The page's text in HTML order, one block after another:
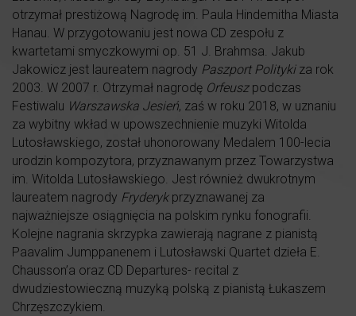
otrzymał prestiżową Nagrodę im. Paula Hindemitha Miasta
Hanau. W przygotowaniu jest nowa CD zespołu z
kwartetami smyczkowymi op. 51 J. Brahmsa. Jakub
Jakowicz jest laureatem nagrody Paszport Politykiza rok
2003. W 2007 r. Otrzymał nagrodę Orfeuszpodczas
Festiwalu Warszawska Jesień, zaś w roku 2018, w uznaniu
za wybitny wkład w upowszechnienie muzyki Witolda
Lutosławskiego, został uhonorowany Medalem 100-lecia
urodzin kompozytora, przyznawanym przez Towarzystwa
im. Witolda Lutosławskiego. Jest również dwukrotnym
laureatem nagrody Fryderykprzyznawanej za
najważniejsze osiągnięcia na polskim rynku fonografii.
Kolejne nagrania skrzypka zawierają nagrane z pianistą
Paavalim Jumppanenem i Lutosławski Quartet dzieła E.
Chausson’a oraz CD Departures- recital z
dwudziestowieczną muzyką polską z pianistą Łukaszem
Chrzęszczykiem.